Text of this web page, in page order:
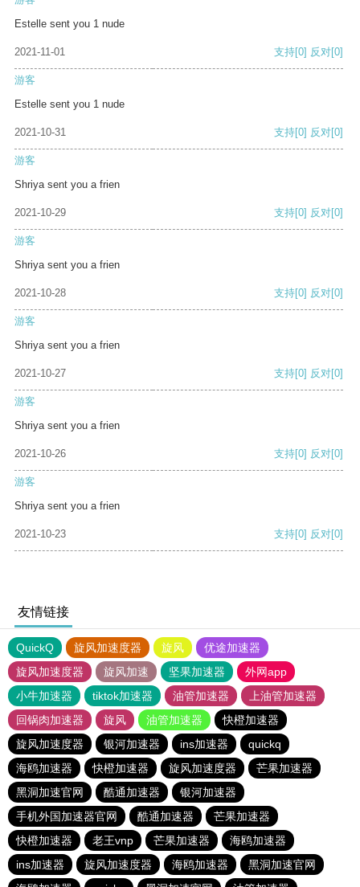
Estelle sent you 1 nude
2021-11-01 支持[0] 反对[0]
游客
Estelle sent you 1 nude
2021-10-31 支持[0] 反对[0]
游客
Shriya sent you a frien
2021-10-29 支持[0] 反对[0]
游客
Shriya sent you a frien
2021-10-28 支持[0] 反对[0]
游客
Shriya sent you a frien
2021-10-27 支持[0] 反对[0]
游客
Shriya sent you a frien
2021-10-26 支持[0] 反对[0]
游客
Shriya sent you a frien
2021-10-23 支持[0] 反对[0]
友情链接
QuickQ 旋风加速度器 旋风
优途加速器
旋风加速度器
旋风加速 坚果加速器
外网app
小牛加速器
tiktok加速器 油管加速器
上油管加速器
回锅肉加速器
旋风 油管加速器
快橙加速器
旋风加速度器
银河加速器 ins加速器
quickq
海鸥加速器
快橙加速器 旋风加速度器
芒果加速器
黑洞加速官网
酷通加速器
银河加速器
手机外国加速器官网
酷通加速器
芒果加速器
快橙加速器
老王vnp 芒果加速器
海鸥加速器
ins加速器
旋风加速度器 海鸥加速器
黑洞加速官网